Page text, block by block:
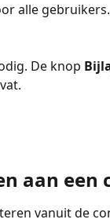
alle gebruikers.
De knop
aan een
vanuit de